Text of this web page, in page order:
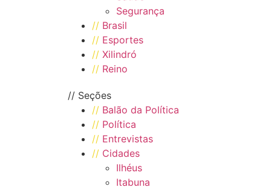
Segurança
// Brasil
// Esportes
// Xilindró
// Reino
// Seções
// Balão da Política
// Política
// Entrevistas
// Cidades
Ilhéus
Itabuna